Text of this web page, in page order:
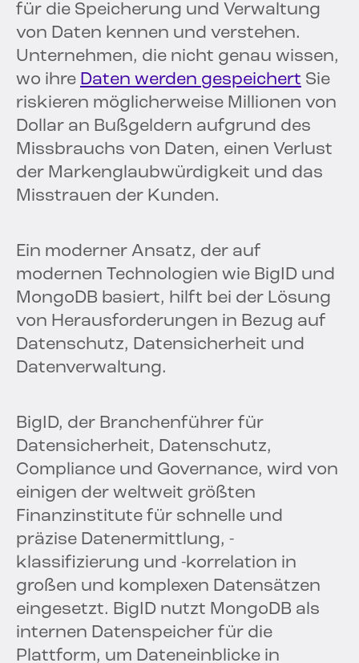
für die Speicherung und Verwaltung
von Daten kennen und verstehen.
Unternehmen, die nicht genau wissen,
wo ihre Daten werden gespeichert Sie
riskieren möglicherweise Millionen von
Dollar an Bußgeldern aufgrund des
Missbrauchs von Daten, einen Verlust
der Markenglaubwürdigkeit und das
Misstrauen der Kunden.
Ein moderner Ansatz, der auf
modernen Technologien wie BigID und
MongoDB basiert, hilft bei der Lösung
von Herausforderungen in Bezug auf
Datenschutz, Datensicherheit und
Datenverwaltung.
BigID, der Branchenführer für
Datensicherheit, Datenschutz,
Compliance und Governance, wird von
einigen der weltweit größten
Finanzinstitute für schnelle und
präzise Datenermittlung, -
klassifizierung und -korrelation in
großen und komplexen Datensätzen
eingesetzt. BigID nutzt MongoDB als
internen Datenspeicher für die
Plattform, um Dateneinblicke in